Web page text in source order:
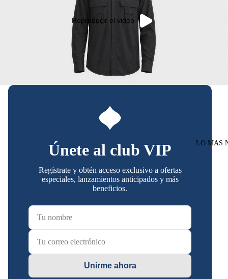
LO MAS
Reproducir el video
Únete al club VIP
Regístrate y obtén acceso exclusivo a ofertas
especiales, lanzamientos anticipados y más
beneficios.
Unirme ahora